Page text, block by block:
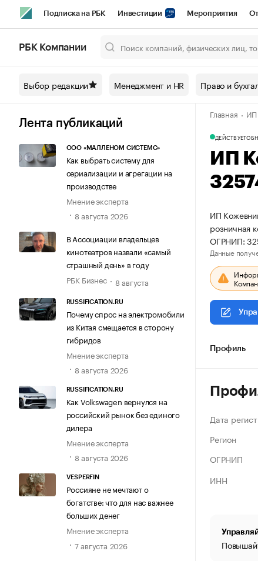
Подписка на РБК Инвестиции Мероприятия
Спецпроекты СПб Конференции СПб Спецпроекты
Технологии и медиа Рынок наличной
РБК Компании
Выбор редакции Менеджмент и HR Право и
Лента публикаций
ООО «МАЛЛЕНОМ СИСТЕМС»
Как выбрать систему для
сериализации и агрегации на
производстве
Мнение эксперта
8 августа 2026
В Ассоциации владельцев
кинотеатров назвали «самый
страшный день» в году
РБК Бизнес
8 августа
RUSSIFICATION.RU
Почему спрос на электромобили
из Китая смещается в сторону
гибридов
Мнение эксперта
8 августа 2026
RUSSIFICATION.RU
Как Volkswagen вернулся на
российский рынок без единого
дилера
Мнение эксперта
8 августа 2026
VESPERFIN
Россияне не мечтают о
богатстве: что для нас важнее
больших денег
Мнение эксперта
7 августа 2026
Главная ИП
ДЕЙСТВУЕТ
ИП
ИП
розничная
ОГРНИП:
Данные
Профиль
Дата
Регион
ОГРНИП
ИНН